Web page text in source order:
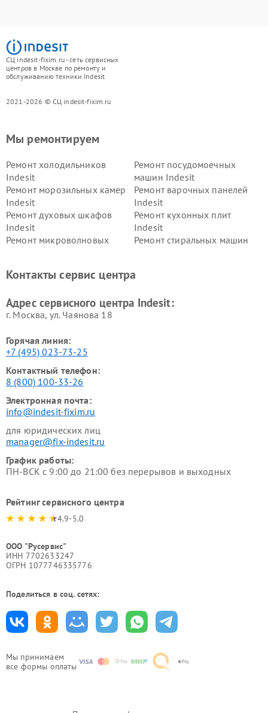
СЦ indesit-fixim.ru - сеть сервисных
центров в Москве по ремонту и
обслуживанию техники Indesit
2021-2026 © СЦ indesit-fixim.ru
Мы принимаем
все формы оплаты
Мы ремонтируем
Ремонт холодильников
Indesit
Ремонт посудомоечных
машин Indesit
Ремонт морозильных камер
Indesit
Ремонт варочных панелей
Indesit
Ремонт духовых шкафов
Indesit
Ремонт кухонных плит
Indesit
Ремонт микроволновых
Ремонт стиральных машин
Indesit
Indesit
Контакты сервис центра
Адрес сервисного центра Indesit:
г. Москва, ул. Чаянова 18
Горячая линия:
+7 (495) 023-73-25
Контактный телефон:
8 (800) 100-33-26
Электронная почта:
info@indesit-fixim.ru
для юридических лиц
manager@fix-indesit.ru
График работы:
ПН-ВСК с 9:00 до 21:00 без перерывов и выходных
Рейтинг сервисного центра
4.9-5.0
ООО "Русервис"
ИНН 7702633247
ОГРН 1077746335776
Поделиться в соц. сетях: